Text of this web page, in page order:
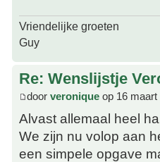
Vriendelijke groeten
Guy
Re: Wenslijstje
door veronique op 16 maart
Alvast allemaal heel
We zijn nu volop aan
een simpele opgave